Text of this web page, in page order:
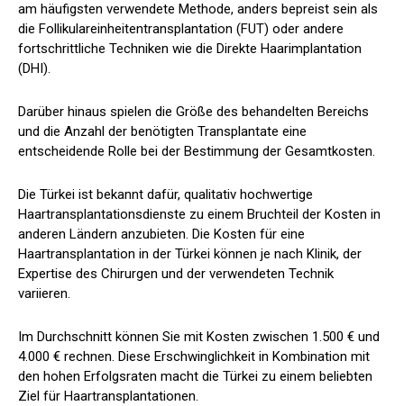
am häufigsten verwendete Methode, anders bepreist sein als
die Follikulareinheitentransplantation (FUT) oder andere
fortschrittliche Techniken wie die Direkte Haarimplantation
(DHI).
Darüber hinaus spielen die Größe des behandelten Bereichs
und die Anzahl der benötigten Transplantate eine
entscheidende Rolle bei der Bestimmung der Gesamtkosten.
Die Türkei ist bekannt dafür, qualitativ hochwertige
Haartransplantationsdienste zu einem Bruchteil der Kosten in
anderen Ländern anzubieten. Die Kosten für eine
Haartransplantation in der Türkei können je nach Klinik, der
Expertise des Chirurgen und der verwendeten Technik
variieren.
Im Durchschnitt können Sie mit Kosten zwischen 1.500 € und
4.000 € rechnen. Diese Erschwinglichkeit in Kombination mit
den hohen Erfolgsraten macht die Türkei zu einem beliebten
Ziel für Haartransplantationen.